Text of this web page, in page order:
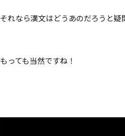
それなら漢文はどうあのだろうと疑
もっても当然ですね！